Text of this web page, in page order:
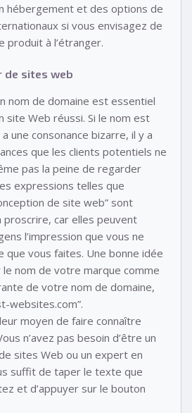
hébergement et des options de
si vous envisagez de
produit à l’étranger.
de sites web
nom de domaine est essentiel
site Web réussi. Si le nom est
une consonance bizarre, il y a
que les clients potentiels ne
pas la peine de regarder
expressions telles que
de site web” sont
proscrire, car elles peuvent
l’impression que vous ne
que vous faites. Une bonne idée
le nom de votre marque comme
de votre nom de domaine,
websites.com”.
moyen de faire connaître
n’avez pas besoin d’être un
sites Web ou un expert en
suffit de taper le texte que
et d’appuyer sur le bouton